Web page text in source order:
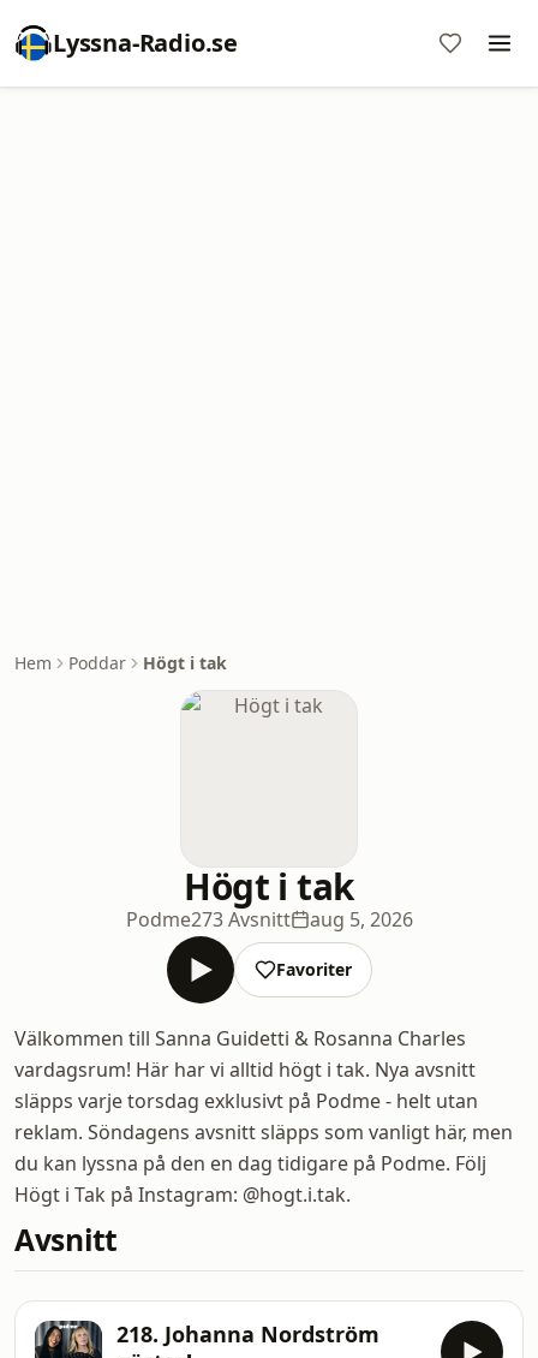
Lyssna-Radio.se
Hem Poddar Högt i tak
Högt i tak
Podme273 Avsnitt aug 5, 2026
Favoriter
Välkommen till Sanna Guidetti & Rosanna Charles
vardagsrum! Här har vi alltid högt i tak. Nya avsnitt
släpps varje torsdag exklusivt på Podme - helt utan
reklam. Söndagens avsnitt släpps som vanligt här, men
du kan lyssna på den en dag tidigare på Podme. Följ
Högt i Tak på Instagram: @hogt.i.tak.
Avsnitt
218. Johanna Nordström